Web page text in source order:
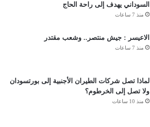
السوداني يهدف إلى راحة الحاج
منذ 7 ساعات
الاعيسر : جيش منتصر.. وشعب مقتدر
منذ 7 ساعات
لماذا تصل شركات الطيران الأجنبية إلى بورتسودان
ولا تصل إلى الخرطوم؟
منذ 10 ساعات